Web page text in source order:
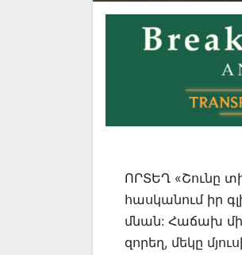
ՈՐՏԵՂ «Շունը
հասկանում իր
մնան: Հաճախ մի
զորեղ, մեկը